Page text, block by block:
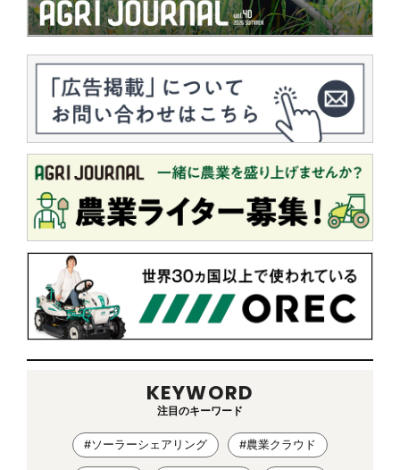
KEYWORD
注目のキーワード
#ソーラーシェアリング #農業クラウド